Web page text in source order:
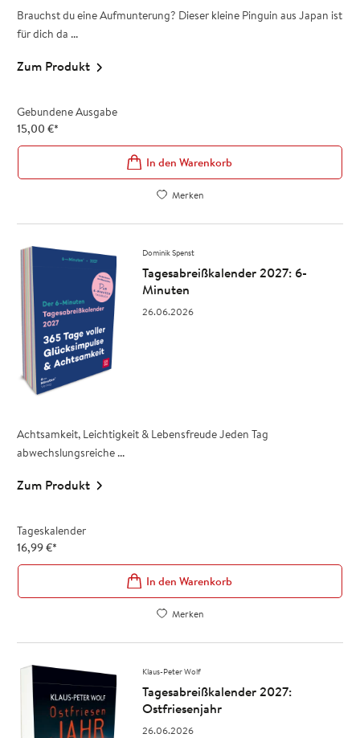
Brauchst du eine Aufmunterung? Dieser kleine Pinguin aus Japan ist
für dich da ...
Zum Produkt
Gebundene Ausgabe
15,00 €*
In den Warenkorb
Merken
Dominik Spenst
Tagesabreißkalender 2027: 6-
Minuten
26.06.2026
Achtsamkeit, Leichtigkeit & Lebensfreude Jeden Tag
abwechslungsreiche ...
Zum Produkt
Tageskalender
16,99€*
In den Warenkorb
Merken
Klaus-Peter Wolf
Tagesabreißkalender 2027:
Ostfriesenjahr
26.06.2026